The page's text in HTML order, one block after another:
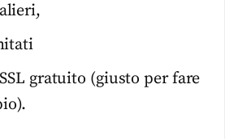
gratuito (giusto per fare